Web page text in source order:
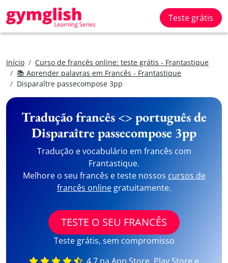
Teste grátis
Início
Curso de francês online: teste grátis - Frantastique
📚 Aprender palavras em Francês - Frantastique
Disparaître passecompose 3pp
Tradução francês <> português de
Disparaître passecompose 3pp
Tradução e vocabulário em francês com
Frantastique.
Melhore o seu francês e teste nossos cursos de
francês online gratuitamente.
TESTE O SEU FRANCÊS
Teste grátis, sem compromisso